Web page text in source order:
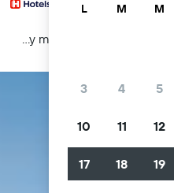
...y más
L M M
3 4 5
10 11 12
17 18 19